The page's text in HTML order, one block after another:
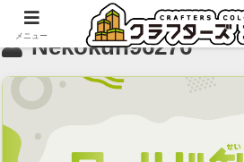
Nekokun96276
メニュー